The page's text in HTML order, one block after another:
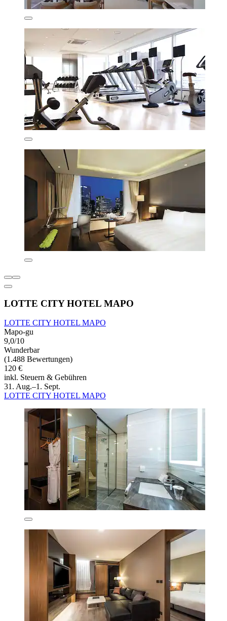
LOTTE CITY HOTEL MAPO
LOTTE CITY HOTEL MAPO
Mapo-gu
9,0/10
Wunderbar
(1.488 Bewertungen)
120 €
inkl. Steuern & Gebühren
31. Aug.–1. Sept.
LOTTE CITY HOTEL MAPO